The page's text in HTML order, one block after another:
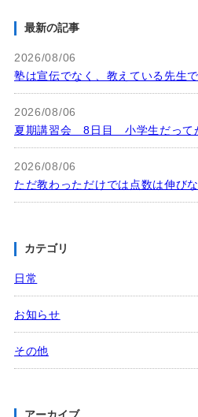
最新の記事
2026/08/06
塾は宣伝でなく、教えている先生
2026/08/06
夏期講習会 8日目 小学生だって
2026/08/06
ただ教わっただけでは点数は伸び
カテゴリ
日常
お知らせ
その他